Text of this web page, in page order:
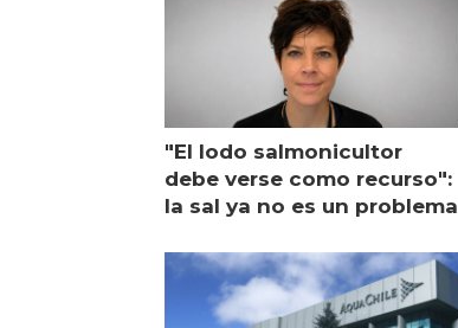
"El lodo salmonicultor
debe verse como recurso":
la sal ya no es un problema